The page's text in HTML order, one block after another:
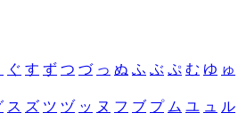
ぐ す ず つ づ っ ぬ ふ ぶ ぷ む ゆ ゅ
ス ズ ツ ヅ ッ ヌ フ ブ プ ム ユ ュ ル